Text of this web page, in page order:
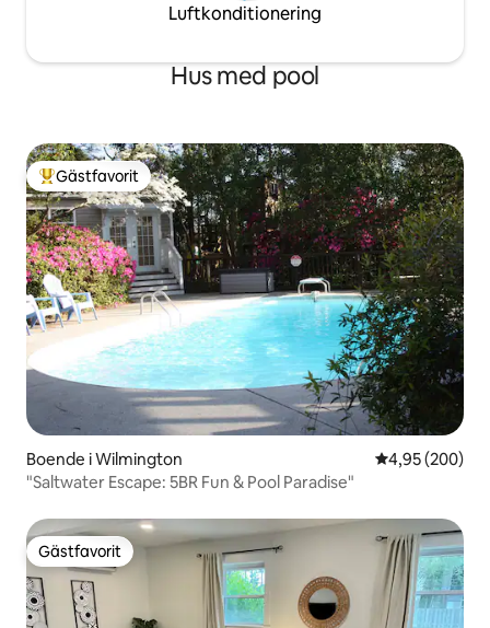
Luftkonditionering
Hus med pool
Populär gästfavorit
Gästfavorit
Boende i Wilmington 4,95 av 5 i
4,95 (200)
"Saltwater Escape: 5BR Fun & Pool Paradise"
Gästfavorit
Gästfavorit